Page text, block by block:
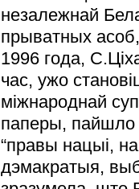
незалежнай
прыватных асоб,
1996 года,
час, ужо
міжнароднай
паперы, пайшло
“правы нацыі,
дэмакратыя,